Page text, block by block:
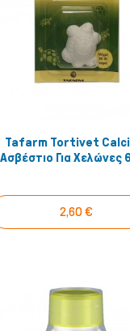
Αγόρασέ το!
Tafarm Tortivet
Ασβέστιο Για Χελώνες
2,60 €